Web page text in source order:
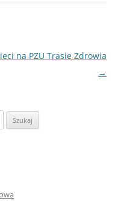
na PZU Trasie Zdrowia
→